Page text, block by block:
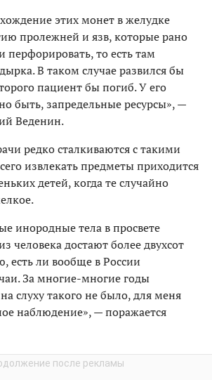
этих монет в желудке
пролежней и язв, которые рано
перфорировать, то есть там
В таком случае развился бы
пациент бы погиб. У его
быть, запредельные ресурсы», —
Веденин.
редко сталкиваются с такими
извлекать предметы приходится
детей, когда те случайно
инородные тела в просвете
человека достают более двухсот
есть ли вообще в России
За многие-многие годы
слуху такого не было, для меня
наблюдение», — поражается